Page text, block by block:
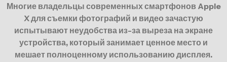
Многие владельцы современных смартфонов Apple
X для съемки фотографий и видео зачастую
испытывают неудобства из-за выреза на экране
устройства, который занимает ценное место и
мешает полноценному использованию дисплея.